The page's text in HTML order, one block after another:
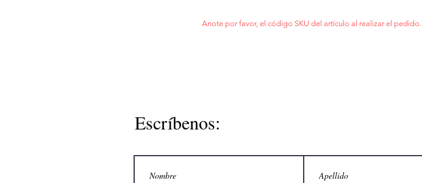
Anote por favor, el código SKU del artículo al realizar el pedido.
Escríbenos: